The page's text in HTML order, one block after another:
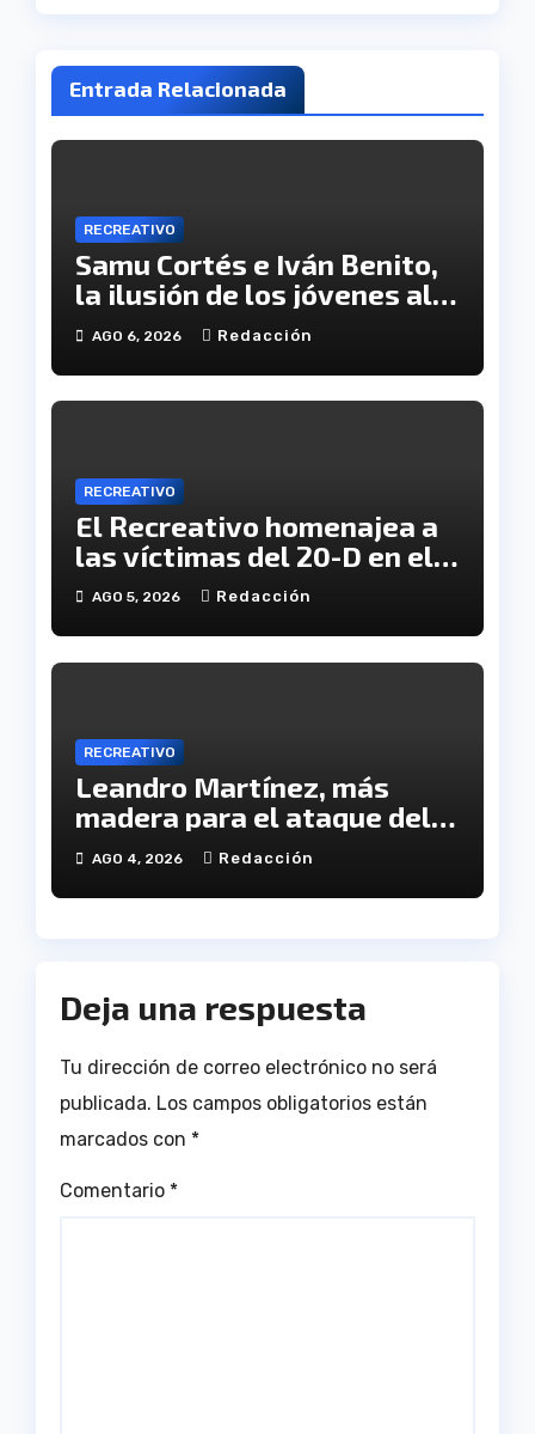
Entrada Relacionada
RECREATIVO
Samu Cortés e Iván Benito,
la ilusión de los jóvenes al
servicio del Decano
AGO 6, 2026 Redacción
RECREATIVO
El Recreativo homenajea a
las víctimas del 20-D en el
XX aniversario de la
AGO 5, 2026 Redacción
RECREATIVO
Leandro Martínez, más
madera para el ataque del
Decano
AGO 4, 2026 Redacción
Deja una respuesta
Tu dirección de correo electrónico no será
publicada. Los campos obligatorios están
marcados con *
Comentario *